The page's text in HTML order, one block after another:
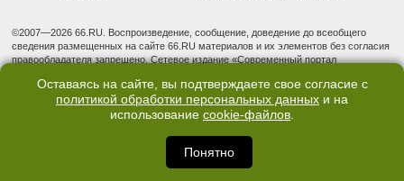
©2007—2026 66.RU. Воспроизведение, сообщение, доведение до всеобщего
сведения размещенных на сайте 66.RU материалов и их элементов без согласия
правообладателя запрещено. Сетевое издание «Современный портал
надзору в сфере связи, информационных технологий и массовых коммуникаций
(Роскомнадзор). Регистрационный номер ЭЛ № ФС 77 - 76634 от 02.09.2019
Учредитель: Общество с ограниченной ответственностью "66.ру". Юридический
3, оф. 7015 Фактический адрес редакции и отдела продаж: 620014, Свердловская
обл., г. Екатеринбург, ул. Бориса Ельцина, д. 3, оф. 7015, +7 (343) 288-50-66
info@news.66.ru Главный редактор: Шлыков Дмитрий Владимирович
Оставаясь на сайте, вы подтверждаете свое согласие с
политикой обработки персональных данных и на
использование cookie-файлов.
Понятно